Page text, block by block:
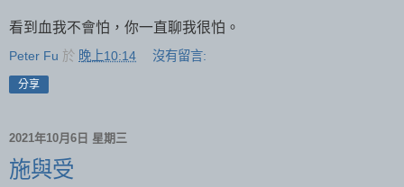
看到血我不會怕，你一直聊我很怕。
Peter Fu 於 晚上10:14 沒有留言:
分享
2021年10月6日 星期三
施與受